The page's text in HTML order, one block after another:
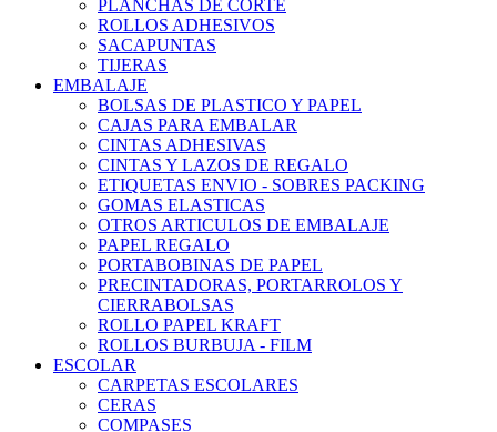
PLANCHAS DE CORTE
ROLLOS ADHESIVOS
SACAPUNTAS
TIJERAS
EMBALAJE
BOLSAS DE PLASTICO Y PAPEL
CAJAS PARA EMBALAR
CINTAS ADHESIVAS
CINTAS Y LAZOS DE REGALO
ETIQUETAS ENVIO - SOBRES PACKING
GOMAS ELASTICAS
OTROS ARTICULOS DE EMBALAJE
PAPEL REGALO
PORTABOBINAS DE PAPEL
PRECINTADORAS, PORTARROLOS Y
CIERRABOLSAS
ROLLO PAPEL KRAFT
ROLLOS BURBUJA - FILM
ESCOLAR
CARPETAS ESCOLARES
CERAS
COMPASES